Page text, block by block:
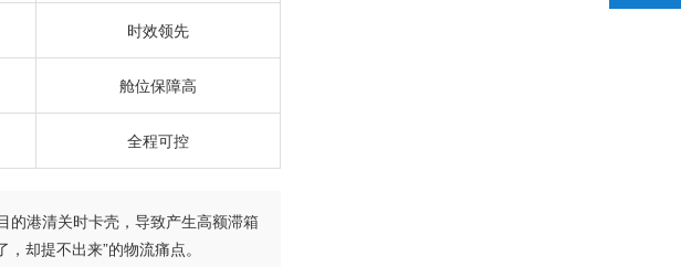
时效领先
舱位保障高
全程可控
的港清关时卡壳，导致产生高额滞箱
却提不出来”的物流痛点。